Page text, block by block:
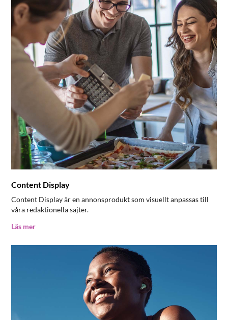
Content Display
Content Display är en annonsprodukt som visuellt anpassas till
våra redaktionella sajter.
Läs mer